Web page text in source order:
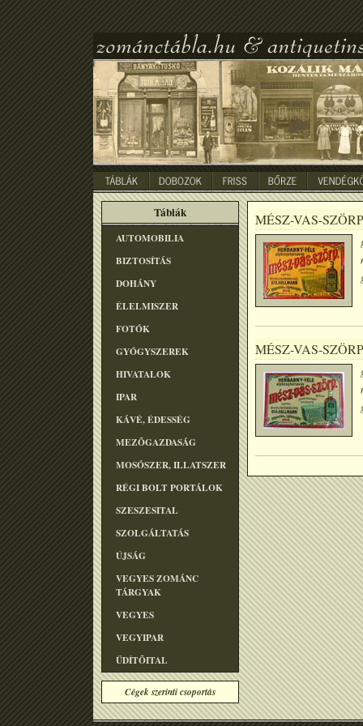
Táblák
AUTOMOBILIA
BIZTOSÍTÁS
DOHÁNY
ÉLELMISZER
FOTÓK
GYÓGYSZEREK
HIVATALOK
IPAR
KÁVÉ, ÉDESSÉG
MEZÕGAZDASÁG
MOSÓSZER, ILLATSZER
RÉGI BOLT PORTÁLOK
SZESZESITAL
SZOLGÁLTATÁS
ÚJSÁG
VEGYES ZOMÁNC
TÁRGYAK
VEGYES
VEGYIPAR
ÜDÍTÕITAL
Cégek szerinti csoportás
MÉSZ-VAS-SZÖRP
MÉSZ-VAS-SZÖRP